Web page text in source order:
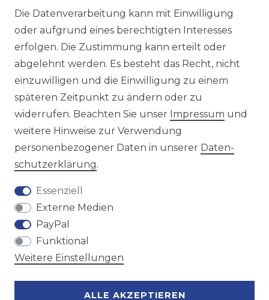
Sie sind Wiederverkäufer?
Sie erreichen uns unter :
https://avancarte.de/
oder telefonisch unter: 0421 - 434430
Wir versenden mit
Zahlungsmöglichkeiten
Die Datenverarbeitung kann mit Einwilligung
oder aufgrund eines berechtigten Interesses
erfolgen. Die Zustimmung kann erteilt oder
abgelehnt werden. Es besteht das Recht, nicht
einzuwilligen und die Einwilligung zu einem
späteren Zeitpunkt zu ändern oder zu
widerrufen. Beachten Sie unser Impressum und
weitere Hinweise zur Verwendung
personenbezogener Daten in unserer Daten­
schutz­erklärung.
Essenziell
Externe Medien
PayPal
Funktional
Weitere Einstellungen
ALLE AKZEPTIEREN